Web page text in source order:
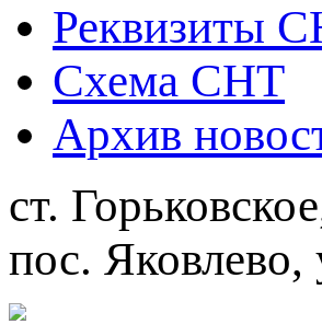
Реквизиты
Схема СНТ
Архив
ст.
пос.